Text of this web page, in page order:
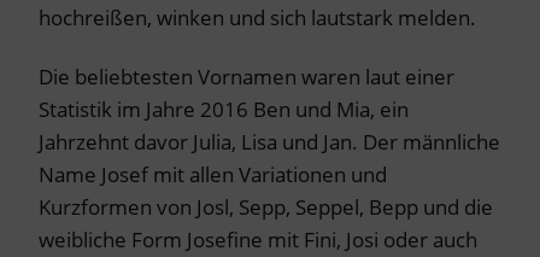
hochreißen, winken und sich lautstark melden.
Die beliebtesten Vornamen waren laut einer
Statistik im Jahre 2016 Ben und Mia, ein
Jahrzehnt davor Julia, Lisa und Jan. Der männliche
Name Josef mit allen Variationen und
Kurzformen von Josl, Sepp, Seppel, Bepp und die
weibliche Form Josefine mit Fini, Josi oder auch